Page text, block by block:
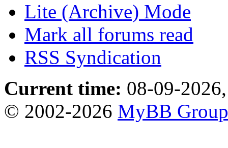
Lite (Archive) Mode
Mark all forums read
RSS Syndication
Current time: 08-09-
© 2002-2026 MyBB Group